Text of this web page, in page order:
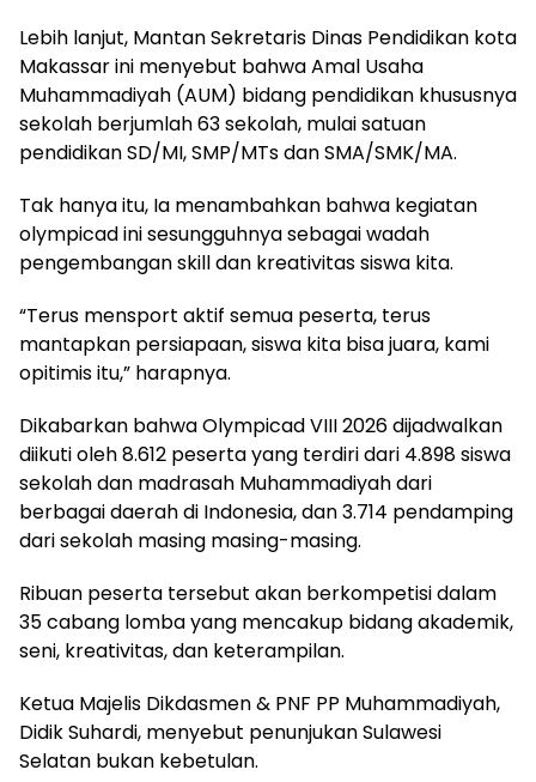
Lebih lanjut, Mantan Sekretaris Dinas Pendidikan kota
Makassar ini menyebut bahwa Amal Usaha
Muhammadiyah (AUM) bidang pendidikan khususnya
sekolah berjumlah 63 sekolah, mulai satuan
pendidikan SD/MI, SMP/MTs dan SMA/SMK/MA.
Tak hanya itu, Ia menambahkan bahwa kegiatan
olympicad ini sesungguhnya sebagai wadah
pengembangan skill dan kreativitas siswa kita.
“Terus mensport aktif semua peserta, terus
mantapkan persiapaan, siswa kita bisa juara, kami
opitimis itu,” harapnya.
Dikabarkan bahwa Olympicad VIII 2026 dijadwalkan
diikuti oleh 8.612 peserta yang terdiri dari 4.898 siswa
sekolah dan madrasah Muhammadiyah dari
berbagai daerah di Indonesia, dan 3.714 pendamping
dari sekolah masing masing-masing.
Ribuan peserta tersebut akan berkompetisi dalam
35 cabang lomba yang mencakup bidang akademik,
seni, kreativitas, dan keterampilan.
Ketua Majelis Dikdasmen & PNF PP Muhammadiyah,
Didik Suhardi, menyebut penunjukan Sulawesi
Selatan bukan kebetulan.